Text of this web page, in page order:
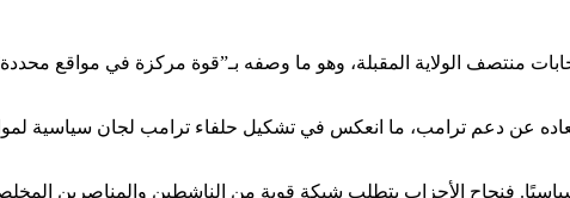
منتصف الولاية المقبلة، وهو ما وصفه بـ”قوة مركزة في مواقع
عن دعم ترامب، ما انعكس في تشكيل حلفاء ترامب لجان سياسية
سياسيًا. فنجاح الأحزاب يتطلب شبكة قوية من الناشطين والمناصرين